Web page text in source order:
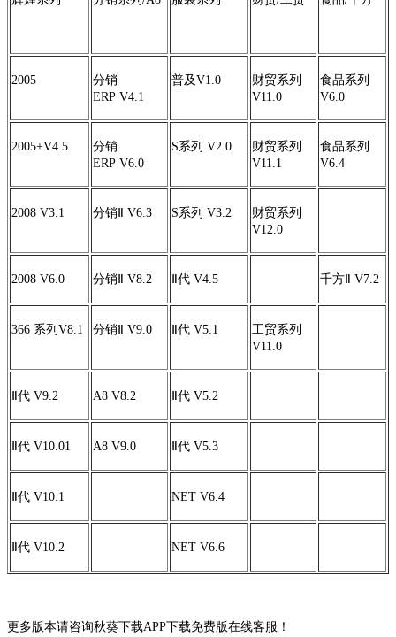
2005
分销
ERP V4.1
普及V1.0
财贸系列
V11.0
食品系列
V6.0
2005+V4.5
分销
ERP V6.0
S系列 V2.0
财贸系列
V11.1
食品系列
V6.4
2008 V3.1 分销Ⅱ V6.3 S系列 V3.2
财贸系列
V12.0
2008 V6.0 分销Ⅱ V8.2 Ⅱ代 V4.5 千方Ⅱ V7.2
366 系列V8.1 分销Ⅱ V9.0 Ⅱ代 V5.1
工贸系列
V11.0
Ⅱ代 V9.2 A8 V8.2 Ⅱ代 V5.2
Ⅱ代 V10.01 A8 V9.0 Ⅱ代 V5.3
Ⅱ代 V10.1 NET V6.4
Ⅱ代 V10.2 NET V6.6
更多版本请咨询秋葵下载APP下载免费版在线客服！